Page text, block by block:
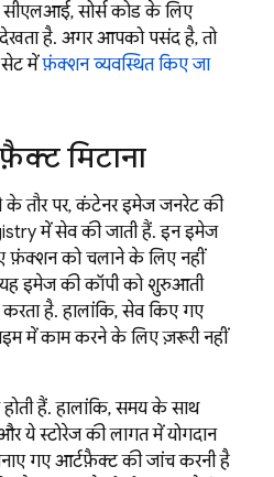
सीएलआई, सोर्स कोड के लिए
है. अगर आपको पसंद है, तो
मेंफ़ंक्शन व्यवस्थित किए जा
मिटाना
तौर पर, कंटेनर इमेज जनरेट की
में सेव की जाती हैं. इन इमेज
फ़ंक्शन को चलाने के लिए नहीं
इमेज की कॉपी को शुरुआती
है. हालांकि, सेव किए गए
में काम करने के लिए ज़रूरी नहीं
हैं. हालांकि, समय के साथ
ये स्टोरेज की लागत में योगदान
गए आर्टफ़ैक्ट की जांच करनी है